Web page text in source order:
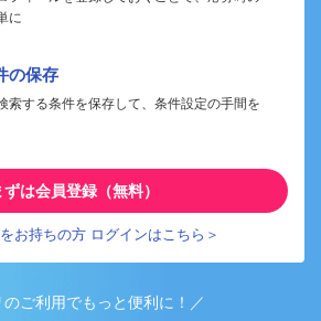
に
の保存
索する条件を保存して、条件設定の手間を
ずは会員登録（無料）
お持ちの方 ログインはこちら＞
のご利用でもっと便利に！／